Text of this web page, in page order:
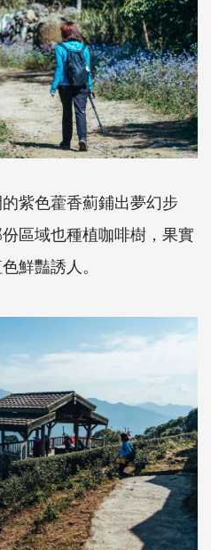
紫色藿香薊鋪出夢幻步
區域也種植咖啡樹，果實
鮮豔誘人。